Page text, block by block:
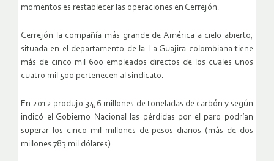
momentos es restablecer las operaciones en Cerrejón.
Cerrejón la compañía más grande de América a cielo abierto,
situada en el departamento de la La Guajira colombiana tiene
más de cinco mil 600 empleados directos de los cuales unos
cuatro mil 500 pertenecen al sindicato.
En 2012 produjo 34,6 millones de toneladas de carbón y según
indicó el Gobierno Nacional las pérdidas por el paro podrían
superar los cinco mil millones de pesos diarios (más de dos
millones 783 mil dólares).